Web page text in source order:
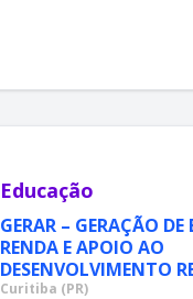
Educação
GERAR – GERAÇÃO DE
RENDA E APOIO AO
DESENVOLVIMENTO
Curitiba (PR)